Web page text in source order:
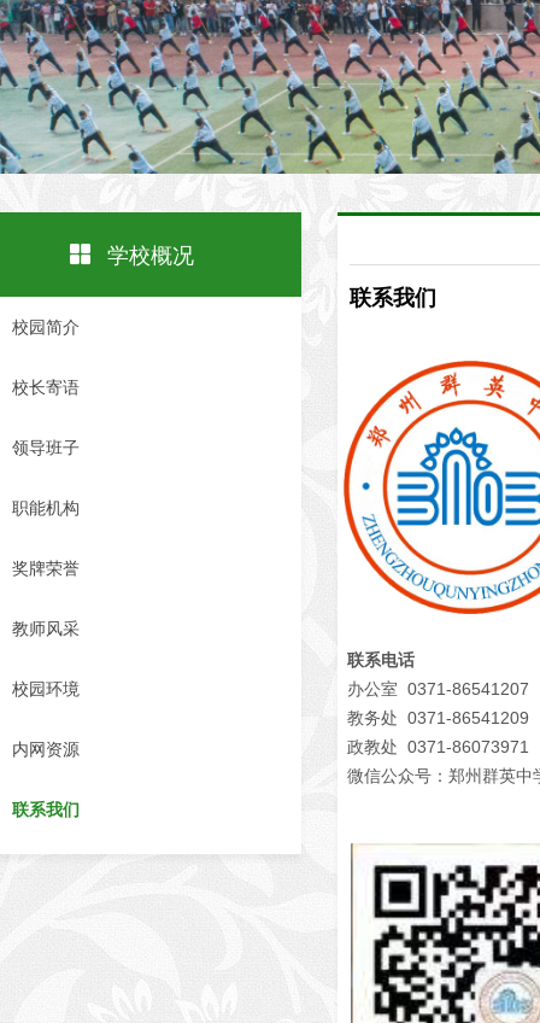
联系我们
联系电话
办公室 0371-86541207
教务处 0371-86541209
政教处 0371-86073971
微信公众号：郑州群英中
넒 学校概况
校园简介
校长寄语
领导班子
职能机构
奖牌荣誉
教师风采
校园环境
内网资源
联系我们